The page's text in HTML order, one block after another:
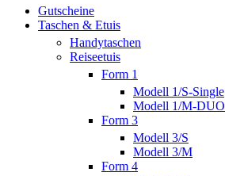
Gutscheine
Taschen & Etuis
Handytaschen
Reiseetuis
Form 1
Modell 1/S-Single
Modell 1/M-DUO
Form 3
Modell 3/S
Modell 3/M
Form 4